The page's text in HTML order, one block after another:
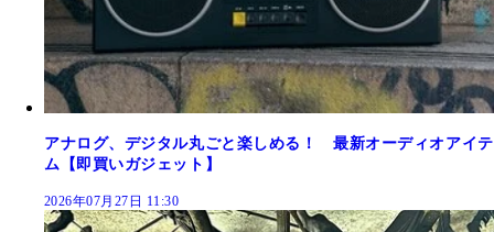
アナログ、デジタル丸ごと楽しめる！ 最新オーディオアイテ
ム【即買いガジェット】
2026年07月27日 11:30